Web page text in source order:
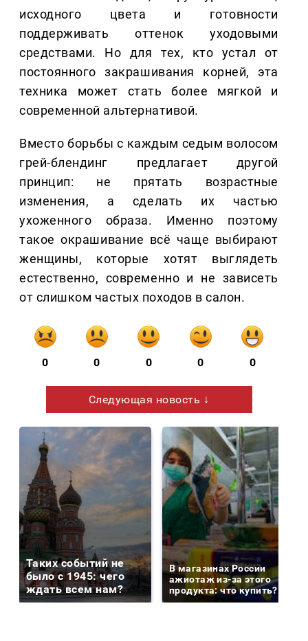
исходного цвета и готовности
поддерживать оттенок уходовыми
средствами. Но для тех, кто устал от
постоянного закрашивания корней, эта
техника может стать более мягкой и
современной альтернативой.
Вместо борьбы с каждым седым волосом
грей-блендинг предлагает другой
принцип: не прятать возрастные
изменения, а сделать их частью
ухоженного образа. Именно поэтому
такое окрашивание всё чаще выбирают
женщины, которые хотят выглядеть
естественно, современно и не зависеть
от слишком частых походов в салон.
0 0 0 0 0
Следующая новость ↓
Таких событий не
было с 1945: чего
ждать всем нам?
В магазинах России
ажиотаж из-за этого
продукта: что купить?